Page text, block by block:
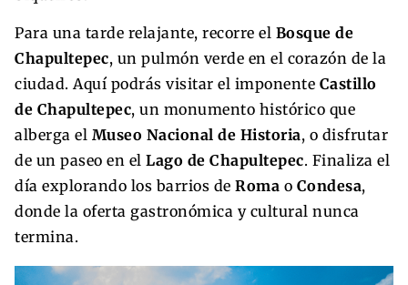
Para una tarde relajante, recorre el Bosque de
Chapultepec, un pulmón verde en el corazón de la
ciudad. Aquí podrás visitar el imponente Castillo
de Chapultepec, un monumento histórico que
alberga el Museo Nacional de Historia, o disfrutar
de un paseo en el Lago de Chapultepec. Finaliza el
día explorando los barrios de Roma o Condesa,
donde la oferta gastronómica y cultural nunca
termina.